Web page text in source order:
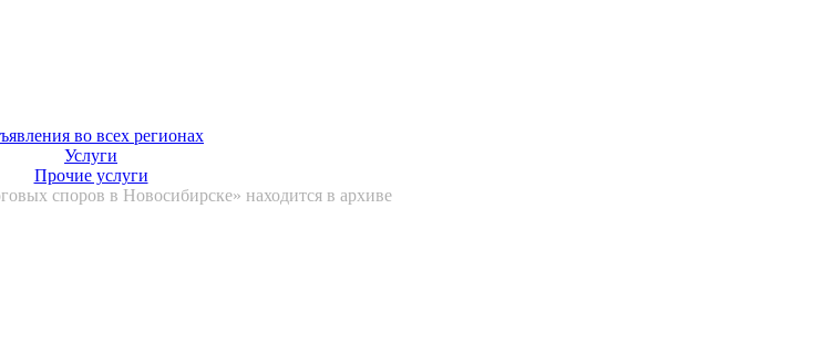
во всех регионах
Услуги
Прочие услуги
споров в Новосибирске» находится в архиве